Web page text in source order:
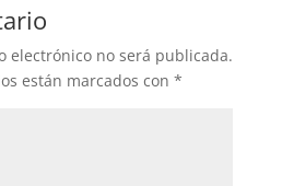
electrónico no será publicada.
están marcados con *